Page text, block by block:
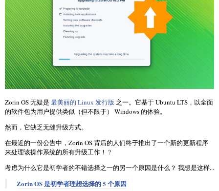
Zorin OS 无疑是 最美丽的 Linux 发行版 之一。它基于 Ubuntu LTS，以全面
的软件包为用户提供类似（但不限于） Windows 的体验。
然而，它缺乏无缝升级方式。
在最近的一份公告中，Zorin OS 背后的人们终于推出了一个新的更新程序
来处理该操作系统的所有升级工作！ ?
考虑为什么它是初学者的不错选择之一的另一个原因是什么？ 我想是这样...
Zorin OS 是初学者理想选择的 5 个原因